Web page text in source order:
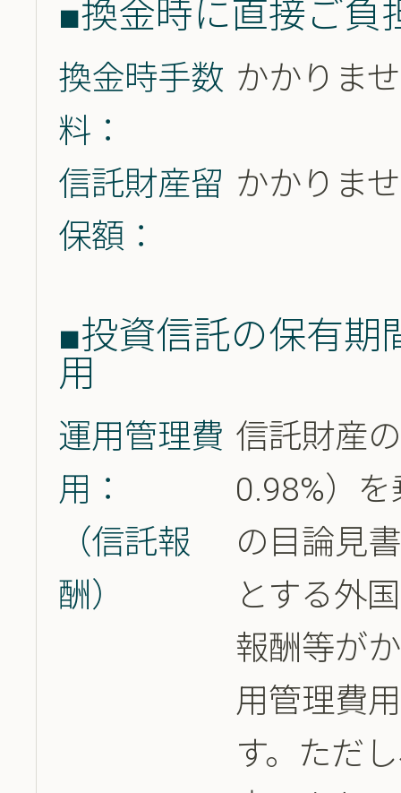
■換金時に直接ご負
換金時手数
料：
かかりま
信託財産留
保額：
かかりま
■投資信託の保有期
用
運用管理費
用：
（信託報
酬）
信託財産
0.98%）
の目論見
とする外
報酬等が
用管理費
す。ただ